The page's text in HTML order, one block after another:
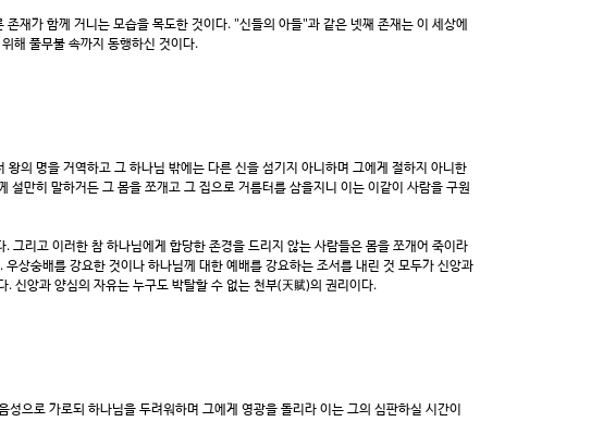
재가 함께 거니는 모습을 목도한 것이다. "신들의 아들"과 같은 넷째 존재는 이 세상에
해 풀무불 속까지 동행하신 것이다.
의 명을 거역하고 그 하나님 밖에는 다른 신을 섬기지 아니하며 그에게 절하지 아니한
만히 말하거든 그 몸을 쪼개고 그 집으로 거름터를 삼을지니 이는 이같이 사람을 구원
리고 이러한 참 하나님에게 합당한 존경을 드리지 않는 사람들은 몸을 쪼개어 죽이라
상숭배를 강요한 것이나 하나님께 대한 예배를 강요하는 조서를 내린 것 모두가 신앙과
신앙과 양심의 자유는 누구도 박탈할 수 없는 천부(天賦)의 권리이다.
으로 가로되 하나님을 두려워하며 그에게 영광을 돌리라 이는 그의 심판하실 시간이